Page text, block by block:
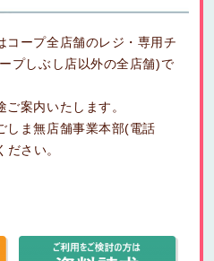
ープ全店舗のレジ・専用チ
プしぶし店以外の全店舗)で
案内いたします。
しま無店舗事業本部(電話
さい。